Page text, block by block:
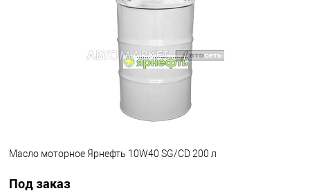
Недоступно
Масло моторное Ярнефть 10W40 SG/CD 200 л
Под заказ